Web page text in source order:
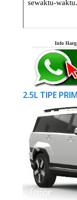
Info
2.5L TIPE
Previous